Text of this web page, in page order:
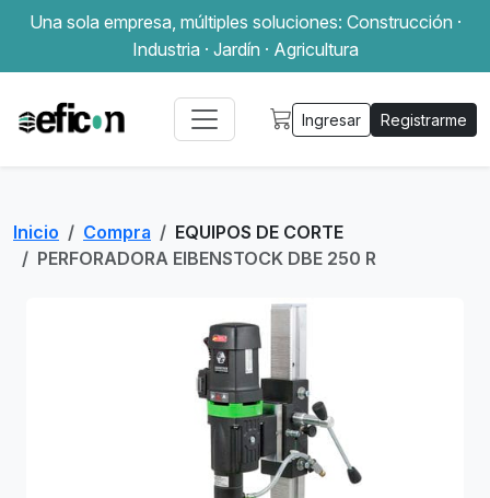
Una sola empresa, múltiples soluciones: Construcción ·
Industria · Jardín · Agricultura
Ingresar Registrarme
Inicio Compra
EQUIPOS DE CORTE
PERFORADORA EIBENSTOCK DBE 250 R